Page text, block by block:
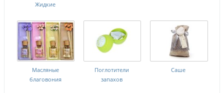
Жидкие
Масляные
благовония
Поглотители
запахов
Саше